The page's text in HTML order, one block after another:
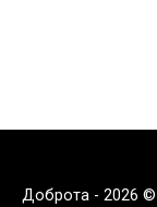
Доброта - 2026 ©